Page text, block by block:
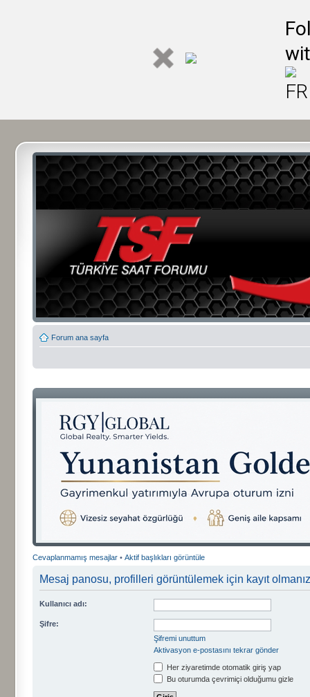
Forum ana sayfa
Cevaplanmamış mesajlar • Aktif başlıkları görüntüle
Mesaj panosu, profilleri görüntülemek için kayıt
Kullanıcı adı:
Şifre:
Şifremi unuttum
Aktivasyon e-postasını tekrar gönder
Her ziyaretimde otomatik giriş yap
Bu oturumda çevrimiçi olduğumu gizle